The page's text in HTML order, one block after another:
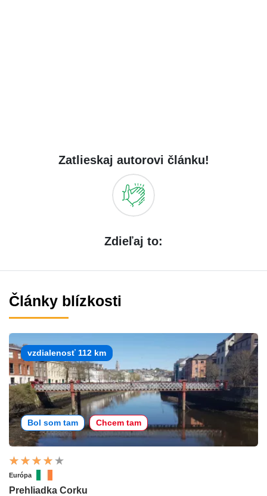
Zatlieskaj autorovi článku!
Zdieľaj to:
Články blízkosti
vzdialenosť 112 km
Bol som tam Chcem tam
Európa
Prehliadka Corku